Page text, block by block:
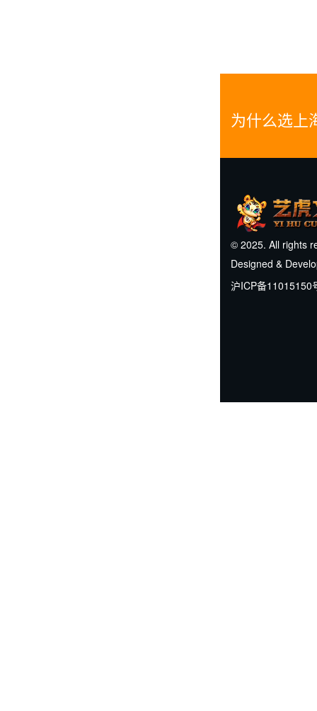
为什么选上
© 2025. All rights
Designed &
沪ICP备11015150